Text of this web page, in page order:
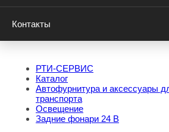
Контакты
РТИ-СЕРВИС
Каталог
Автофурнитура и аксессуары
транспорта
Освещение
Задние фонари 24 В